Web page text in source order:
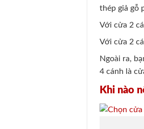
thép giả gỗ
Với cửa 2
Với cửa 2
Ngoài ra,
4 cánh là
Khi nào